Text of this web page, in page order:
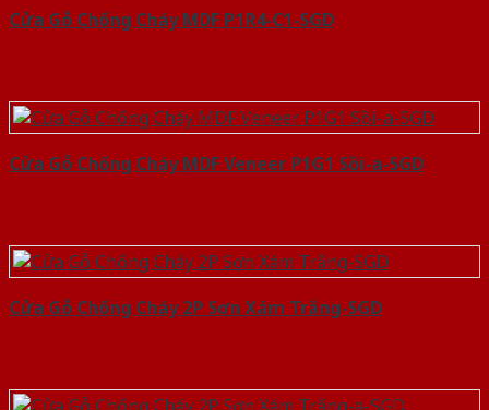
Cửa Gỗ Chống Cháy MDF P1R4-C1-SGD
Cửa Gỗ Chống Cháy MDF Veneer P1G1 Sồi-a-SGD
Cửa Gỗ Chống Cháy 2P Sơn Xám Trắng-SGD